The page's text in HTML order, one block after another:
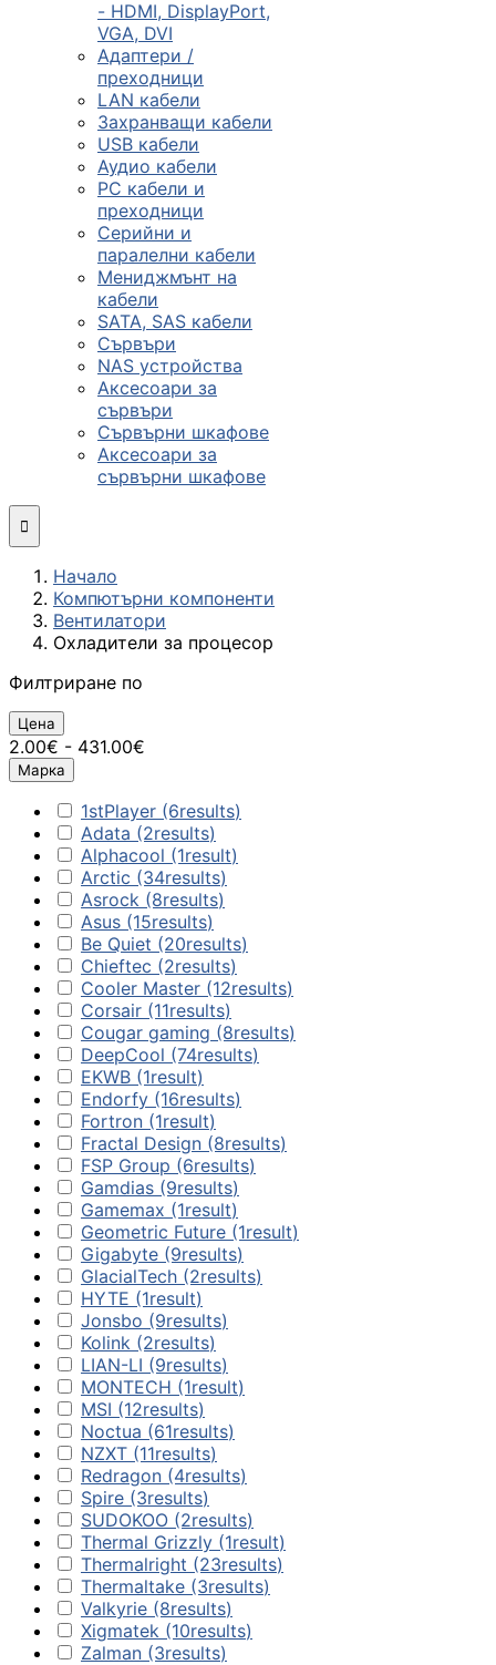
- HDMI, DisplayPort,
VGA, DVI
Адаптери /
преходници
LAN кабели
Захранващи кабели
USB кабели
Аудио кабели
PC кабели и
преходници
Серийни и
паралелни кабели
Мениджмънт на
кабели
SATA, SAS кабели
Сървъри
NAS устройства
Аксесоари за
сървъри
Сървърни шкафове
Аксесоари за
сървърни шкафове

Начало
Компютърни компоненти
Вентилатори
Охладители за процесор
Филтриране по
Цена
2.00€ - 431.00€
Марка
1stPlayer (6results)
Adata (2results)
Alphacool (1result)
Arctic (34results)
Asrock (8results)
Asus (15results)
Be Quiet (20results)
Chieftec (2results)
Cooler Master (12results)
Corsair (11results)
Cougar gaming (8results)
DeepCool (74results)
EKWB (1result)
Endorfy (16results)
Fortron (1result)
Fractal Design (8results)
FSP Group (6results)
Gamdias (9results)
Gamemax (1result)
Geometric Future (1result)
Gigabyte (9results)
GlacialTech (2results)
HYTE (1result)
Jonsbo (9results)
Kolink (2results)
LIAN-LI (9results)
MONTECH (1result)
MSI (12results)
Noctua (61results)
NZXT (11results)
Redragon (4results)
Spire (3results)
SUDOKOO (2results)
Thermal Grizzly (1result)
Thermalright (23results)
Thermaltake (3results)
Valkyrie (8results)
Xigmatek (10results)
Zalman (3results)